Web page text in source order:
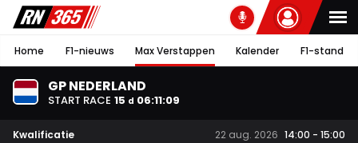
Home F1-nieuws Max Verstappen Kalender F1-stand
GP NEDERLAND
START RACE 15 d 06:11:08
Kwalificatie 22 aug. 2026 14:00 - 15:00